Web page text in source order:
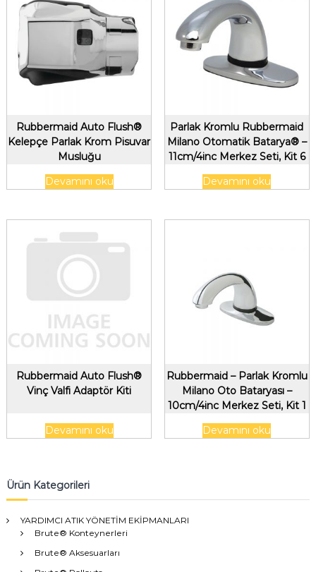
Rubbermaid Auto Flush®
Kelepçe Parlak Krom Pisuvar
Musluğu
Devamını oku
Parlak Kromlu Rubbermaid
Milano Otomatik Batarya® –
11cm/4inc Merkez Seti, Kit 6
Devamını oku
Rubbermaid Auto Flush®
Vinç Valfi Adaptör Kiti
Devamını oku
Rubbermaid – Parlak Kromlu
Milano Oto Bataryası –
10cm/4inc Merkez Seti, Kit 1
Devamını oku
Ürün Kategorileri
YARDIMCI ATIK YÖNETİM EKİPMANLARI
Brute® Konteynerleri
Brute® Aksesuarları